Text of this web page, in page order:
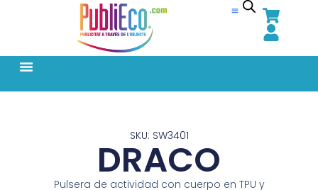
SKU: SW3401
DRACO
Pulsera de actividad con cuerpo en TPU y